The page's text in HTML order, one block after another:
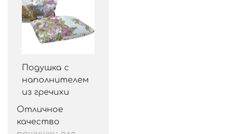
Подушка с
наполнителем
из гречихи
Отличное
качество